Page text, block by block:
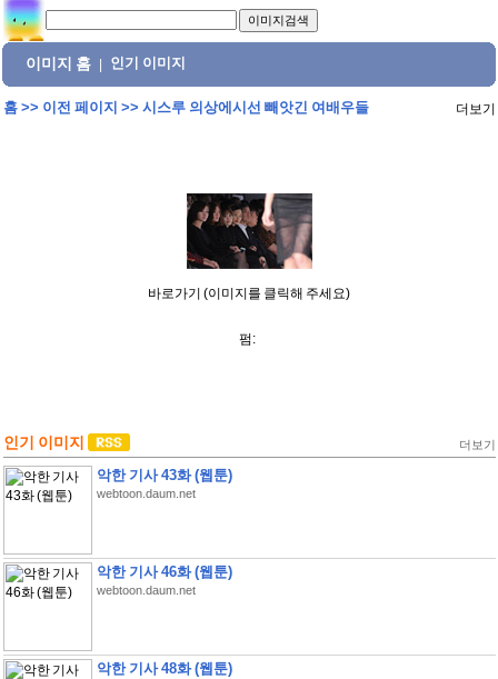
이미지 홈 인기 이미지
홈>> 이전 페이지 >> 시스루 의상에시선 빼앗긴 여배우들 더보기
바로가기 (이미지를 클릭해 주세요)
펌:
인기 이미지 더보기
악한 기사 43화 (웹툰)
webtoon.daum.net
악한 기사 46화 (웹툰)
webtoon.daum.net
악한 기사 48화 (웹툰)